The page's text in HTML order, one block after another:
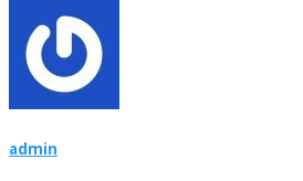
admin